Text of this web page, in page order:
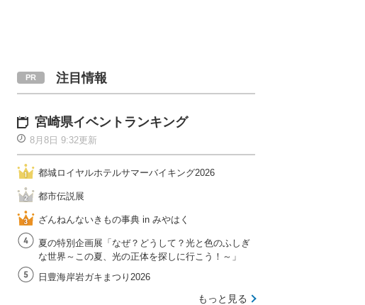
注目情報
宮崎県イベントランキング
8月8日 9:32更新
都城ロイヤルホテルサマーバイキング2026
都市伝説展
ざんねんないきもの事典 in みやはく
夏の特別企画展「なぜ？どうして？光と色のふしぎ
な世界～この夏、光の正体を探しに行こう！～」
日豊海岸岩ガキまつり2026
もっと見る